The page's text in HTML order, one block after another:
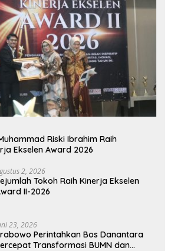
Riski Ibrahim Raih
Ekselen Award 2026
2, 2026
Tokoh Raih Kinerja Ekselen
II-2026
23, 2026
Perintahkan Bos Danantara
Transformasi BUMN dan